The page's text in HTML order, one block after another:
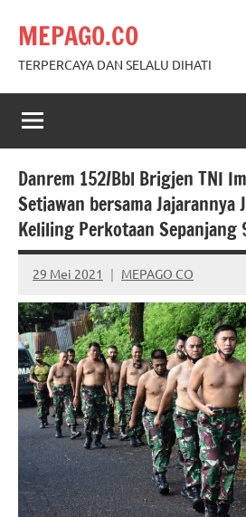
content
MEPAGO.CO
TERPERCAYA DAN SELALU DIHATI
Danrem 152/Bbl Brigjen TNI
Setiawan bersama Jajarannya
Keliling Perkotaan Sepanjang
29 Mei 2021 MEPAGO CO
No
comments